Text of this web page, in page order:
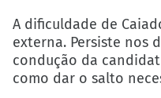
A dificuldade de
externa. Persiste nos
condução da
como dar o salto